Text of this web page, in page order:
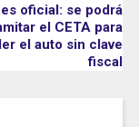
oficial: se podrá
el CETA para
el auto sin clave
fiscal